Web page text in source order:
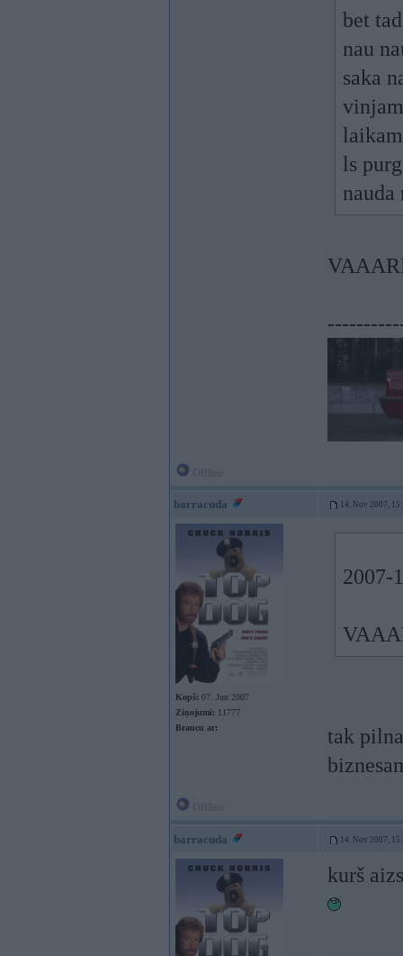
bet
nau
saka
ls
barracuda 14. Nov 2007,
Kopš: 07. Jun 2007
Ziņojumi: 11777
Braucu ar:
2007-
tak
barracuda 14. Nov 2007,
kurš